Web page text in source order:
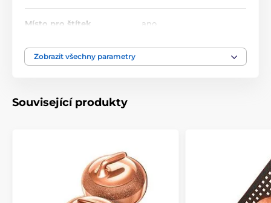
Místo pro štítek ano
Výška cm
Způsob personalizace štítek
Zobrazit všechny parametry
Související produkty